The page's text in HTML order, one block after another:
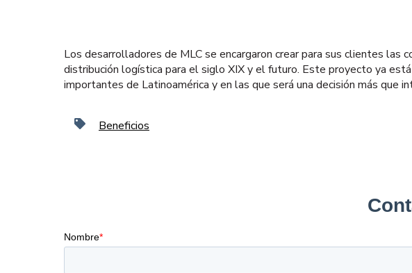
Los desarrolladores de MLC se encargaron crear para sus clientes las
distribución logística para el siglo XIX y el futuro. Este proyecto ya
importantes de Latinoamérica y en las que será una decisión más que
Beneficios